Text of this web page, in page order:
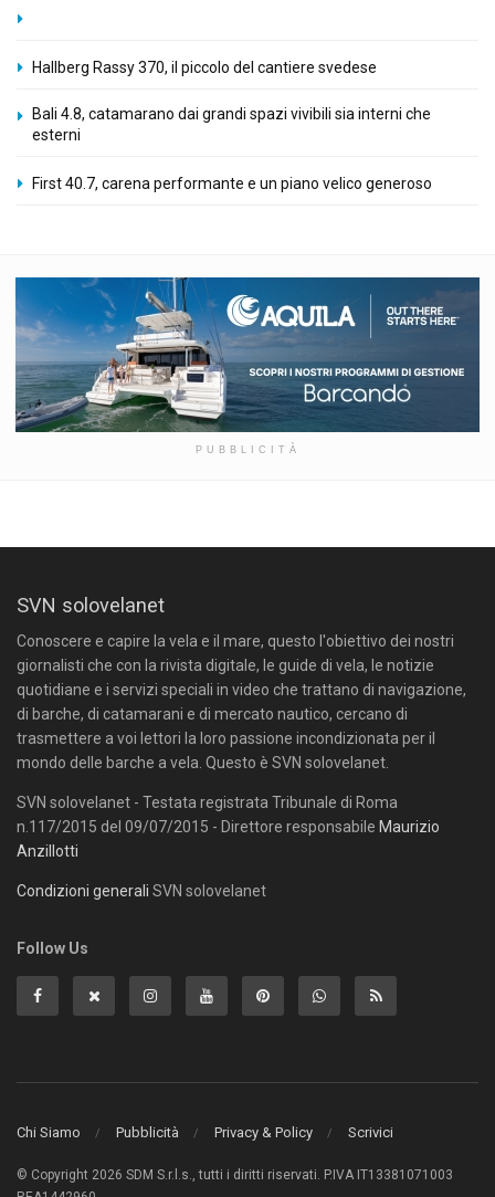
Hallberg Rassy 370, il piccolo del cantiere svedese
Bali 4.8, catamarano dai grandi spazi vivibili sia interni che
esterni
First 40.7, carena performante e un piano velico generoso
PUBBLICITÀ
SVN solovelanet
Conoscere e capire la vela e il mare, questo l'obiettivo dei nostri
giornalisti che con la rivista digitale, le guide di vela, le notizie
quotidiane e i servizi speciali in video che trattano di navigazione,
di barche, di catamarani e di mercato nautico, cercano di
trasmettere a voi lettori la loro passione incondizionata per il
mondo delle barche a vela. Questo è SVN solovelanet.
SVN solovelanet - Testata registrata Tribunale di Roma
n.117/2015 del 09/07/2015 - Direttore responsabile Maurizio
Anzillotti
Condizioni generali SVN solovelanet
Follow Us
Chi Siamo Pubblicità Privacy & Policy Scrivici
© Copyright 2026 SDM S.r.l.s., tutti i diritti riservati. P.IVA IT13381071003